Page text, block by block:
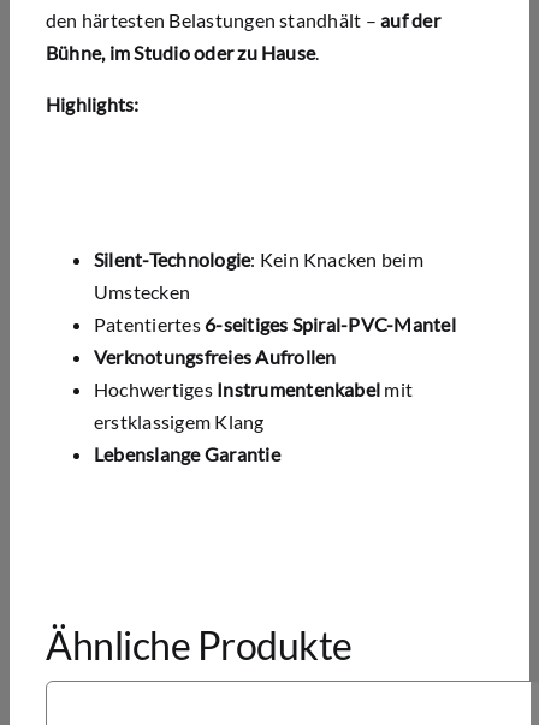
den härtesten Belastungen standhält –auf der
Bühne, im Studio oder zu Hause.
Highlights:
Silent-Technologie: Kein Knacken beim
Umstecken
Patentiertes 6-seitiges Spiral-PVC-Mantel
Verknotungsfreies Aufrollen
Hochwertiges Instrumentenkabel mit
erstklassigem Klang
Lebenslange Garantie
Ähnliche Produkte